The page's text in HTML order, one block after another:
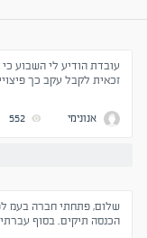
עובדת הודיע לי השבוע
זכאית לקבל עקב כך
אנונימי 552
שלום, פתחתי חברה בעמ
הכנסה תיקים. בסוף